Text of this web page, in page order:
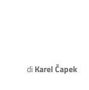
di Karel Čapek